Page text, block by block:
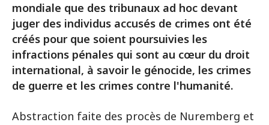
mondiale que des tribunaux ad hoc devant
juger des individus accusés de crimes ont été
créés pour que soient poursuivies les
infractions pénales qui sont au cœur du droit
international, à savoir le génocide, les crimes
de guerre et les crimes contre l'humanité.
Abstraction faite des procès de Nuremberg et